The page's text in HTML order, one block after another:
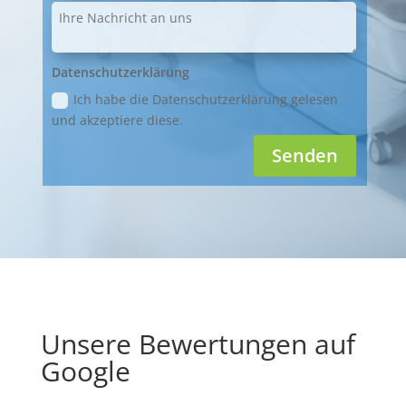
Datenschutzerklärung
Ich habe die Datenschutzerklärung gelesen
und akzeptiere diese.
Senden
Unsere Bewertungen auf
Google